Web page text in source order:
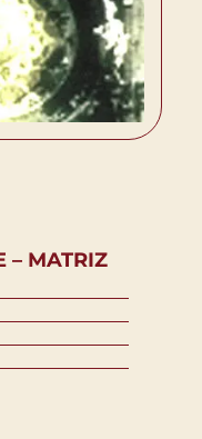
– MATRIZ